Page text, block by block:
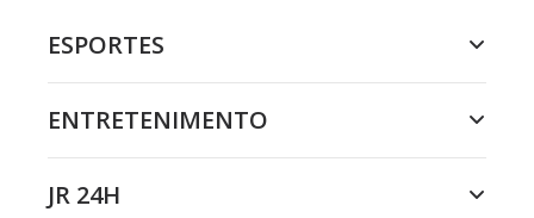
ESPORTES
ENTRETENIMENTO
JR 24H